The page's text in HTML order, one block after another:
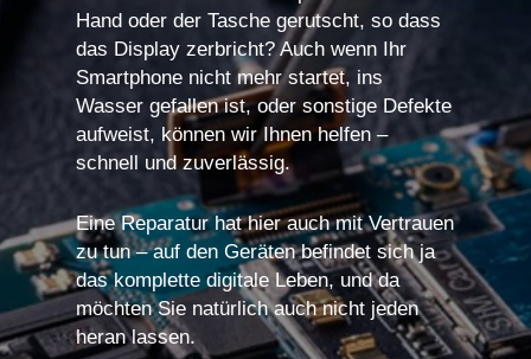
Hand oder der Tasche gerutscht, so dass
das Display zerbricht? Auch wenn Ihr
Smartphone nicht mehr startet, ins
Wasser gefallen ist, oder sonstige Defekte
aufweist, können wir Ihnen helfen –
schnell und zuverlässig.
Eine Reparatur hat hier auch mit Vertrauen
zu tun – auf den Geräten befindet sich ja
das komplette digitale Leben, und da
möchten Sie natürlich auch nicht jeden
heran lassen.